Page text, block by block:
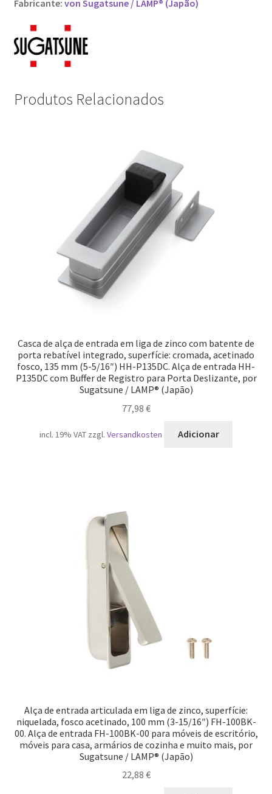
Fabricante: von Sugatsune / LAMP® (Japão)
Produtos Relacionados
Casca de alça de entrada em liga de zinco com batente de
porta rebatível integrado, superfície: cromada, acetinado
fosco, 135 mm (5-5/16″) HH-P135DC. Alça de entrada HH-
P135DC com Buffer de Registro para Porta Deslizante, por
Sugatsune / LAMP® (Japão)
77,98 €
incl. 19% VAT zzgl. Versandkosten Adicionar
Alça de entrada articulada em liga de zinco, superfície:
niquelada, fosco acetinado, 100 mm (3-15/16″) FH-100BK-
00. Alça de entrada FH-100BK-00 para móveis de escritório,
móveis para casa, armários de cozinha e muito mais, por
Sugatsune / LAMP® (Japão)
22,88 €